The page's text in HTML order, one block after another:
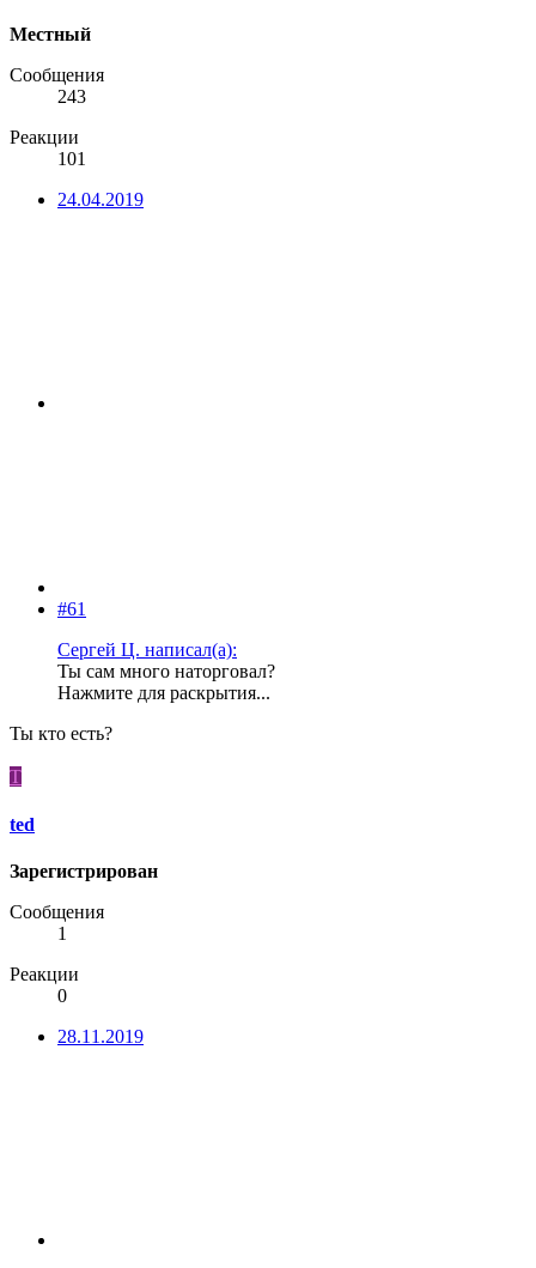
Местный
Сообщения
243
Реакции
101
24.04.2019
#61
Сергей Ц. написал(а):
Ты сам много наторговал?
Нажмите для раскрытия...
Ты кто есть?
T
ted
Зарегистрирован
Сообщения
1
Реакции
0
28.11.2019